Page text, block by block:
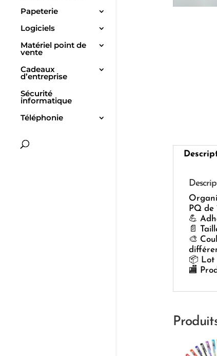
Papeterie
Logiciels
Matériel point de
vente
Cadeaux
d’entreprise
Sécurité
informatique
Téléphonie
PQ de
💪
📄
🎨
📦 Lot
🏬